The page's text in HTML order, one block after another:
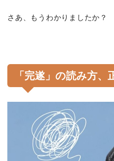
さあ、もうわかりましたか？
「完遂」の読み方、